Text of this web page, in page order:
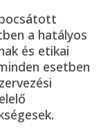
a hatályos
és etikai
esetben